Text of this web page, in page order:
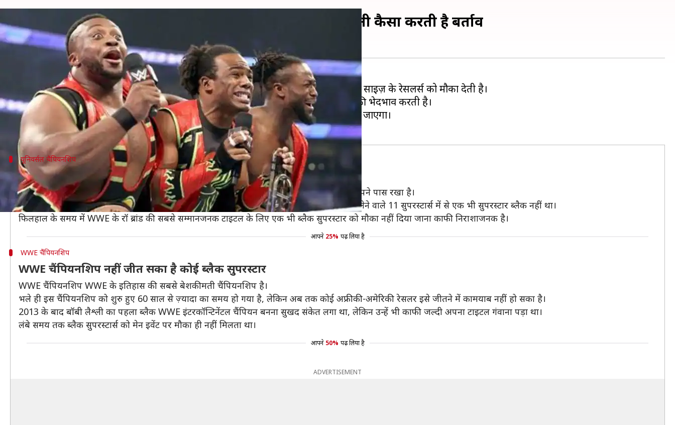
WWE में ब्लैक रेसलर्स के साथ किया जाता है भेदभाव, जानें कंपनी कैसा करती है बर्ताव
लेखन Neeraj Pandey Mar 07, 2019 04:41 pm
WWE सबसे बड़ी रेसलिंग प्रमोशन है जहां हर रंग और हर उम्र के रेसलर्स परफॉर्म करते हैं। कंपनी हर साइज़ के रेसलर्स को मौका देती है।
हालांकि, थोड़ा करीब से नजर डालें तो फिर ऐसा प्रतीत होता है कि कंपनी ब्लैक रेसलर्स के साथ काफी भेदभाव करती है।
WWE चैंपियनशिप से लेकर रॉयल रंबल तक आपको ब्लैक सुपरस्टार्स के साथ हो रहा भेदभाव दिख जाएगा।
यूनिवर्सल चैंपियनशिप
यूनिवर्सल चैंपियनशिप के लिए किसी ब्लैक सुपरस्टार को मौका नहीं दिया गया
अगस्त 2016 में शुरु की गई WWE यूनिवर्सल चैंपियनशिप को ज़्यादातर पार्ट-टाइमर ब्रॉक लेसनर ने ही अपने पास रखा है।
हालांकि, सबसे गौर करने वाली बात यह है कि इस टाइटल के लिए लड़े गए 22 मुकाबलों और उनमें हिस्सा लेने वाले 11 सुपरस्टार्स में से एक भी सुपरस्टार ब्लैक नहीं था।
फिलहाल के समय में WWE के रॉ ब्रांड की सबसे सम्मानजनक टाइटल के लिए एक भी ब्लैक सुपरस्टार को मौका नहीं दिया जाना काफी निराशाजनक है।
आपने 25% पढ़ लिया है
WWE चैंपियनशिप
WWE चैंपियनशिप नहीं जीत सका है कोई ब्लैक सुपरस्टार
WWE चैंपियनशिप WWE के इतिहास की सबसे बेशकीमती चैंपियनशिप है।
भले ही इस चैंपियनशिप को शुरु हुए 60 साल से ज़्यादा का समय हो गया है, लेकिन अब तक कोई अफ्रीकी-अमेरिकी रेसलर इसे जीतने में कामयाब नहीं हो सका है।
2013 के बाद बॉबी लैश्ली का पहला ब्लैक WWE इंटरकॉन्टिनेंटल चैंपियन बनना सुखद संकेत लगा था, लेकिन उन्हें भी काफी जल्दी अपना टाइटल गंवाना पड़ा था।
लंबे समय तक ब्लैक सुपरस्टार्स को मेन इवेंट पर मौका ही नहीं मिलता था।
आपने 50% पढ़ लिया है
ADVERTISEMENT